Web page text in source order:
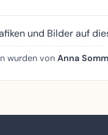
und Bilder auf
wurden von Anna